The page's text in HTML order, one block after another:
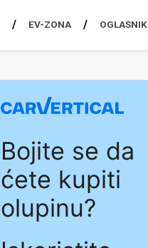
EV-ZONA OGLASNIK